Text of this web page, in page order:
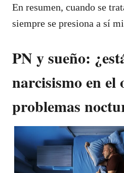
En resumen, cuando se
siempre se presiona a sí
PN y sueño:
narcisismo en el
problemas